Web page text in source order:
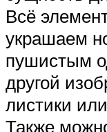
Всё
украшаем
пушистым
другой
листики
Также